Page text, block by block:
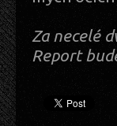
Za necelé
Report